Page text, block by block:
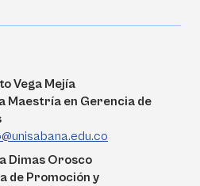
Vega Mejía
Maestría en Gerencia de
Dimas Orosco
de Promoción y